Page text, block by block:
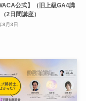
公式】（旧上級GA4講
2日間講座）
8月3日